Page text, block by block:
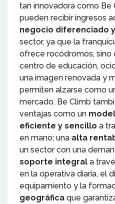
tan innovadora como Be
pueden recibir ingresos
negocio diferenciado
sector, ya que la
ofrece rocódromos, sino
centro de educación,
una imagen renovada y
permiten alzarse como
mercado. Be Climb
ventajas como un
eficiente y sencillo a
en mano; una alta
un sector con una
soporte integral a
en la operativa diaria, el
equipamiento y la
geográfica que